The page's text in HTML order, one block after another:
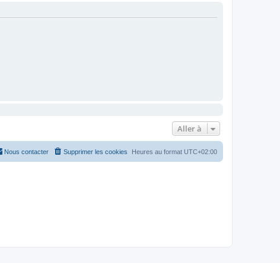
Aller à
Heures au format UTC+02:00
Supprimer les cookies
Nous contacter